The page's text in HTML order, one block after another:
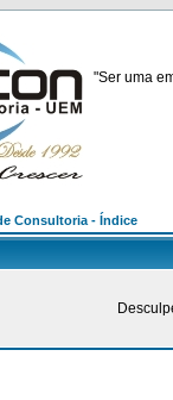
"Ser uma
Consultoria - Índice